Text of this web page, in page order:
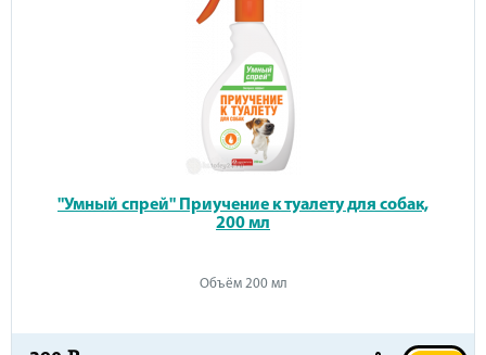
"Умный спрей" Приучение к туалету для собак,
200 мл
Объём 200 мл